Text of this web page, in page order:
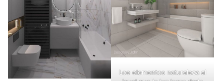
Loe elementos naturaleza al